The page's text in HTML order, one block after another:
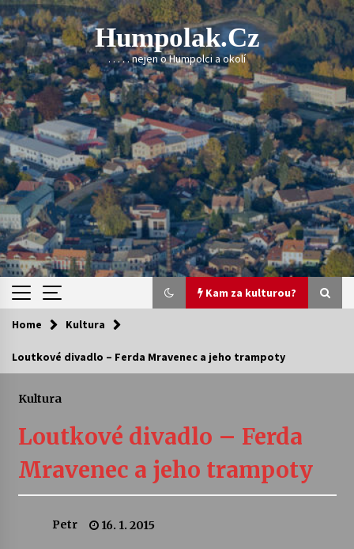
Skip
to
content
Humpolak.cz
. . . . . nejen o Humpolci a okolí
Kam za kulturou?
Kam za kulturou?
kapkou
30. 7. 2026
Veselí muzikanti
Home Kultura
Loutkové divadlo – Ferda Mravenec a jeho trampoty
Kultura
Loutkové divadlo – Ferda
Mravenec a jeho trampoty
Petr 16. 1. 2015